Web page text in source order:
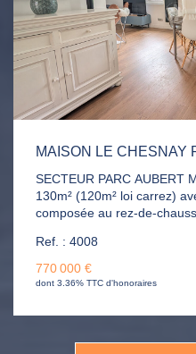
SECTEUR PARC AUBERT
130m² (120m² loi carrez) avec
composée au rez-de-
étages vous trouverez 4
WC indépendants. Jardin, garage et une place de parking
complète le bien.
Ref. : 4008
770 000 €
dont 3.36% TTC d'honoraires